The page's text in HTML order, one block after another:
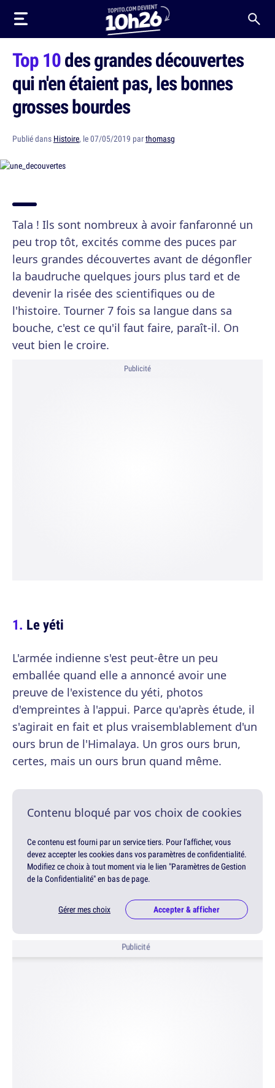
Top 10des grandes découvertes
qui n'en étaient pas, les bonnes
grosses bourdes
Publié dans Histoire, le 07/05/2019 parthomasg
Tala ! Ils sont nombreux à avoir fanfaronné un
peu trop tôt, excités comme des puces par
leurs grandes découvertes avant de dégonfler
la baudruche quelques jours plus tard et de
devenir la risée des scientifiques ou de
l'histoire. Tourner 7 fois sa langue dans sa
bouche, c'est ce qu'il faut faire, paraît-il. On
veut bien le croire.
Publicité
Le yéti
L'armée indienne s'est peut-être un peu
emballée quand elle a annoncé avoir une
preuve de l'existence du yéti, photos
d'empreintes à l'appui. Parce qu'après étude, il
s'agirait en fait et plus vraisemblablement d'un
ours brun de l'Himalaya. Un gros ours brun,
certes, mais un ours brun quand même.
Contenu bloqué par vos choix de cookies
Ce contenu est fourni par un service tiers. Pour l'afficher, vous
devez accepter les cookies dans vos paramètres de confidentialité.
Modifiez ce choix à tout moment via le lien "Paramètres de Gestion
de la Confidentialité" en bas de page.
Gérer mes choix Accepter & afficher
Publicité